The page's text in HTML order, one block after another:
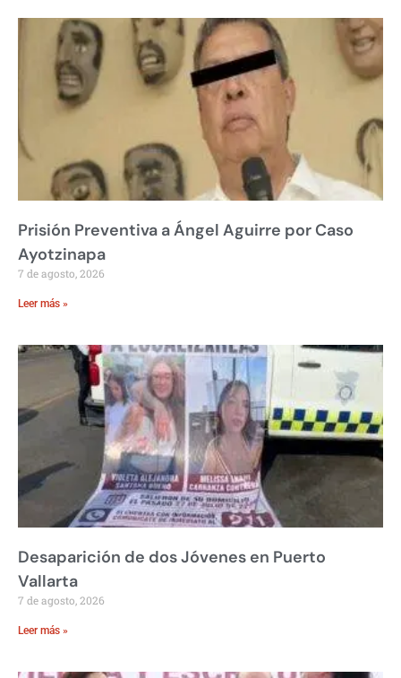
Prisión Preventiva a Ángel Aguirre por Caso
Ayotzinapa
7 de agosto, 2026
Leer más »
Desaparición de dos Jóvenes en Puerto
Vallarta
7 de agosto, 2026
Leer más »